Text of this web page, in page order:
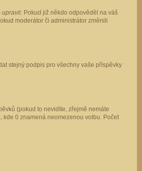
upravit. Pokud již někdo odpověděl na váš
moderátor či administrátor změnili
stejný podpis pro všechny vaše příspěvky
(pokud to nevidíte, zřejmě nemáte
kde 0 znamená neomezenou volbu. Počet